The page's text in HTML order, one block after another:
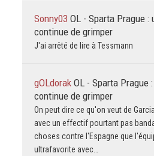
Sonny03 OL - Sparta Prague :
continue de grimper
J'ai arrêté de lire à Tessmann
gOLdorak OL - Sparta Prague
continue de grimper
On peut dire ce qu'on veut de
avec un effectif pourtant pas
choses contre l'Espagne que
ultrafavorite avec…